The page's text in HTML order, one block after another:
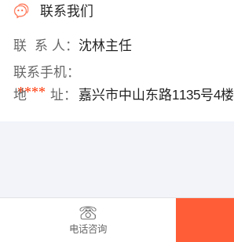
联系我们
联 系 人： 沈林主任
联系手机：
****
地 址： 嘉兴市中山东路1135号4楼
电话咨询